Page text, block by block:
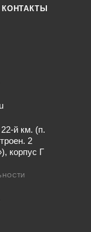
КОНТАКТЫ
й км. (п.
2
корпус Г